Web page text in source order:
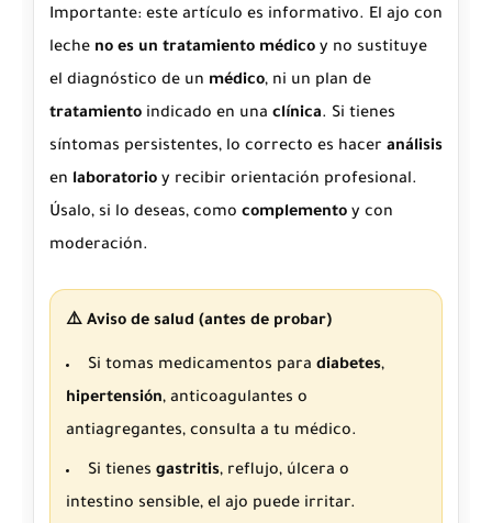
Importante: este artículo es informativo. El ajo con
leche no es un tratamiento médico y no sustituye
el diagnóstico de un médico, ni un plan de
tratamiento indicado en una clínica. Si tienes
síntomas persistentes, lo correcto es hacer análisis
en laboratorio y recibir orientación profesional.
Úsalo, si lo deseas, como complemento y con
moderación.
⚠️ Aviso de salud (antes de probar)
Si tomas medicamentos para diabetes,
hipertensión, anticoagulantes o
antiagregantes, consulta a tu médico.
Si tienes gastritis, reflujo, úlcera o
intestino sensible, el ajo puede irritar.